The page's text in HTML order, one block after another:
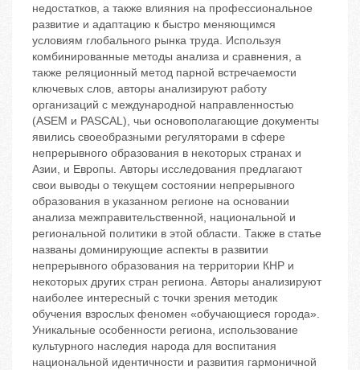
недостатков, а также влияния на профессиональное
развитие и адаптацию к быстро меняющимся
условиям глобального рынка труда. Используя
комбинированные методы анализа и сравнения, а
также реляционный метод парной встречаемости
ключевых слов, авторы анализируют работу
организаций с международной направленностью
(ASEM и PASCAL), чьи основополагающие документы
явились своеобразными регуляторами в сфере
непрерывного образования в некоторых странах и
Азии, и Европы. Авторы исследования предлагают
свои выводы о текущем состоянии непрерывного
образования в указанном регионе на основании
анализа межправительственной, национальной и
региональной политики в этой области. Также в статье
названы доминирующие аспекты в развитии
непрерывного образования на территории КНР и
некоторых других стран региона. Авторы анализируют
наиболее интересный с точки зрения методик
обучения взрослых феномен «обучающиеся города».
Уникальные особенности региона, использование
культурного наследия народа для воспитания
национальной идентичности и развития гармоничной